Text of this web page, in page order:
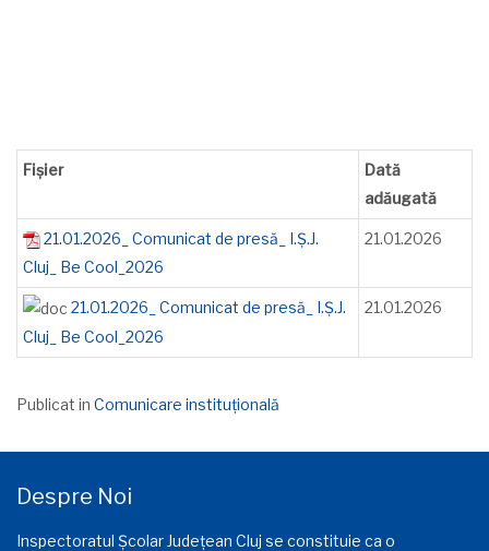
Fișier
Dată
adăugată
21.01.2026_ Comunicat de presă_ I.Ș.J.
Cluj_ Be Cool_2026
21.01.2026
21.01.2026_ Comunicat de presă_ I.Ș.J.
Cluj_ Be Cool_2026
21.01.2026
Publicat in Comunicare instituțională
Despre Noi
Inspectoratul Școlar Județean Cluj se constituie ca o